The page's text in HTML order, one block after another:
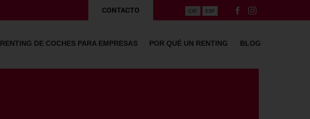
CONTACTO CAT ESP
RENTING DE COCHES PARA EMPRESAS POR QUÉ UN RENTING BLOG